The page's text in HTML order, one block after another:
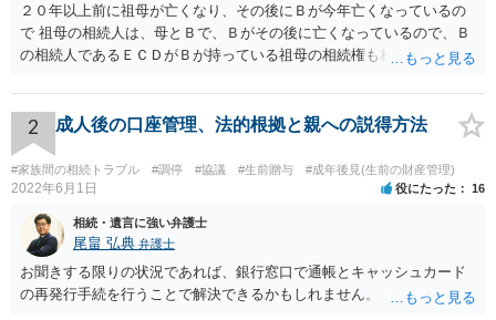
２０年以上前に祖母が亡くなり、その後にＢが今年亡くなっているの
で 祖母の相続人は、母とＢで、Ｂがその後に亡くなっているので、Ｂ
の相続人であるＥＣＤがＢが持っている祖母の相続権も相続すること
Ｅも行う必要があります。 Ｂの配偶者であるＥは常にＢの相続人とな
ります。
2 成人後の口座管理、法的根拠と親への説得方法
#家族間の相続トラブル #調停 #協議 #生前贈与 #成年後見(生前の財産管理)
2022年6月1日 役にたった 16
相続・遺言に強い弁護士
尾畠 弘典 弁護士
お聞きする限りの状況であれば、銀行窓口で通帳とキャッシュカード
の再発行手続を行うことで解決できるかもしれません。